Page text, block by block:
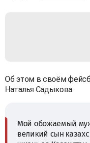
Об этом в своём
Наталья Садыкова.
Мой обожаемый
великий сын